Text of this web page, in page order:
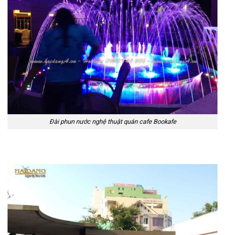
Đài phun nước nghệ thuật quán cafe Bookafe